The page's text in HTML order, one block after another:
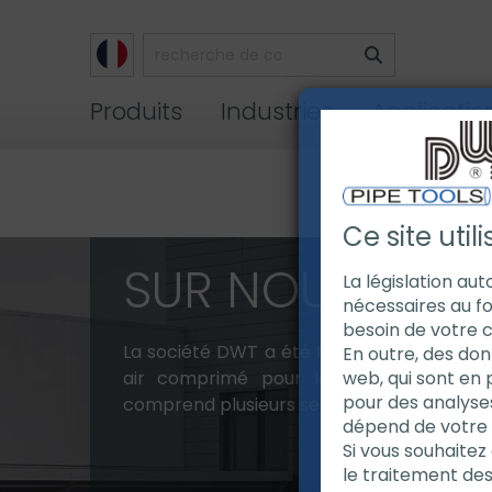
Produits Industries
SUR NOUS
La société DWT a été fondée en 1987
air comprimé pour les mines en
comprend plusieurs secteurs activités:
Ce site
La législation
nécessaires au
besoin de votre
En outre, des
web, qui sont
pour des
dépend de votre
Si vous
le traitement